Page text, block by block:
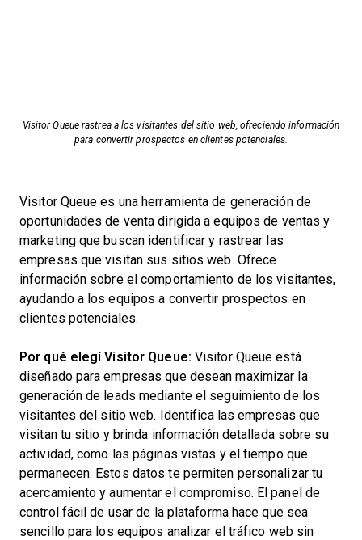
Visitor Queue rastrea a los visitantes del sitio web, ofreciendo información
para convertir prospectos en clientes potenciales.
Visitor Queue es una herramienta de generación de
oportunidades de venta dirigida a equipos de ventas y
marketing que buscan identificar y rastrear las
empresas que visitan sus sitios web. Ofrece
información sobre el comportamiento de los visitantes,
ayudando a los equipos a convertir prospectos en
clientes potenciales.
Por qué elegí Visitor Queue: Visitor Queue está
diseñado para empresas que desean maximizar la
generación de leads mediante el seguimiento de los
visitantes del sitio web. Identifica las empresas que
visitan tu sitio y brinda información detallada sobre su
actividad, como las páginas vistas y el tiempo que
permanecen. Estos datos te permiten personalizar tu
acercamiento y aumentar el compromiso. El panel de
control fácil de usar de la plataforma hace que sea
sencillo para los equipos analizar el tráfico web sin